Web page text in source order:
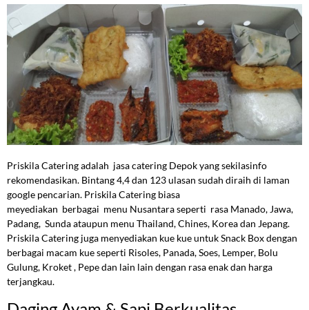
Priskila Catering adalah jasa catering Depok yang sekilasinfo
rekomendasikan. Bintang 4,4 dan 123 ulasan sudah diraih di laman
google pencarian. Priskila Catering biasa
meyediakan berbagai menu Nusantara seperti rasa Manado, Jawa,
Padang, Sunda ataupun menu Thailand, Chines, Korea dan Jepang.
Priskila Catering juga menyediakan kue kue untuk Snack Box dengan
berbagai macam kue seperti Risoles, Panada, Soes, Lemper, Bolu
Gulung, Kroket , Pepe dan lain lain dengan rasa enak dan harga
terjangkau.